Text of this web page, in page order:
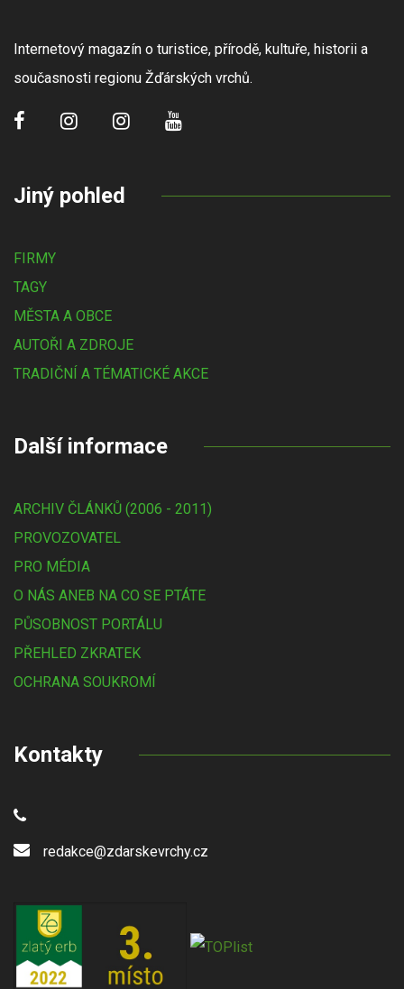
Internetový magazín o turistice, přírodě, kultuře, historii a
současnosti regionu Žďárských vrchů.
Jiný pohled
FIRMY
TAGY
MĚSTA A OBCE
AUTOŘI A ZDROJE
TRADIČNÍ A TÉMATICKÉ AKCE
Další informace
ARCHIV ČLÁNKŮ (2006 - 2011)
PROVOZOVATEL
PRO MÉDIA
O NÁS ANEB NA CO SE PTÁTE
PŮSOBNOST PORTÁLU
PŘEHLED ZKRATEK
OCHRANA SOUKROMÍ
Kontakty
redakce@zdarskevrchy.cz